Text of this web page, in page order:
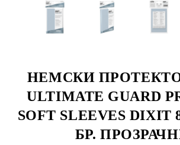
НЕМСКИ
ULTIMATE GUARD
SOFT SLEEVES DIXIT
БР.